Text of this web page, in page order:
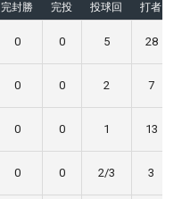
完封勝 完投 投球回 打者
0 0 5 28
0 0 2 7
0 0 1 13
0 0 2/3 3